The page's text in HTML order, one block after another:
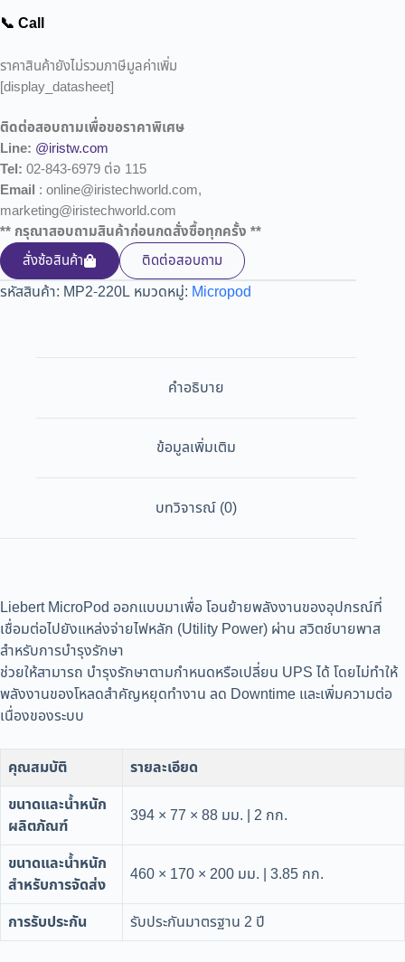
📞 Call
ราคาสินค้ายังไม่รวมภาษีมูลค่าเพิ่ม
[display_datasheet]
ติดต่อสอบถามเพื่อขอราคาพิเศษ
Line: @iristw.com
Tel: 02-843-6979 ต่อ 115
Email : online@iristechworld.com,
marketing@iristechworld.com
** กรุณาสอบถามสินค้าก่อนกดสั่งซื้อทุกครั้ง **
สั่งซ้อสินค้า
ติดต่อสอบถาม
รหัสสินค้า: MP2-220L หมวดหมู่: Micropod
คำอธิบาย
ข้อมูลเพิ่มเติม
บทวิจารณ์ (0)
Liebert MicroPod ออกแบบมาเพื่อ โอนย้ายพลังงานของอุปกรณ์ที่
เชื่อมต่อไปยังแหล่งจ่ายไฟหลัก (Utility Power) ผ่าน สวิตช์บายพาส
สำหรับการบำรุงรักษา
ช่วยให้สามารถ บำรุงรักษาตามกำหนดหรือเปลี่ยน UPS ได้ โดยไม่ทำให้
พลังงานของโหลดสำคัญหยุดทำงาน ลด Downtime และเพิ่มความต่อ
เนื่องของระบบ
คุณสมบัติ
รายละเอียด
ขนาดและน้ำหนัก
ผลิตภัณฑ์
394 × 77 × 88 มม. | 2 กก.
ขนาดและน้ำหนัก
สำหรับการจัดส่ง
460 × 170 × 200 มม. | 3.85 กก.
การรับประกัน รับประกันมาตรฐาน 2 ปี